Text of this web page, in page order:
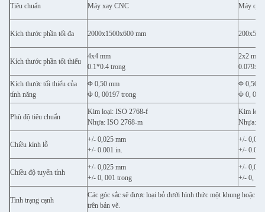
Tiêu chuẩn Máy xay CNC Máy
Kích thước phần tối đa 2000x1500x600 mm 200x500
Kích thước phần tối thiểu
4x4 mm
0.1*0.4 trong
2x2 mm
Kích thước tối thiểu của
tính năng
Φ 0,50 mm
Φ 0, 00197 trong
Φ 0,50
Φ 0,
Phù độ tiêu chuẩn
Kim loại: ISO 2768-f
Nhựa: ISO 2768-m
Kim
Nhựa:
Chiều kính lỗ
+/- 0,025 mm
+/- 0.001 in.
+/-
+/-
Chiều độ tuyến tính
+/- 0,025 mm
+/- 0, 001 trong
+/-
+/- 0,
Tình trạng cạnh
Các góc sắc sẽ được loại bỏ dưới hình thức một khung hoặc
trên bản vẽ.